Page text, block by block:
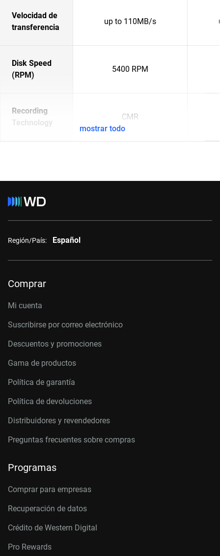
Velocidad de
transferencia
up to 110MB/s
Disk Speed
(RPM)
5400 RPM
Recording
Technology
CMR
mostrar todo
Región/País: Español
Comprar
Mi cuenta
Suscribirse por correo electrónico
Descuentos y promociones
Gama de productos
Política de garantía
Política de devoluciones
Distribuidores y revendedores
Preguntas frecuentes sobre compras
Programas
Comprar para empresas
Recuperación de datos
Crédito de Western Digital
Pro Rewards